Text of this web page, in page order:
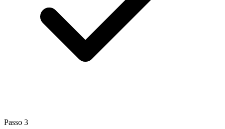
Passo 3